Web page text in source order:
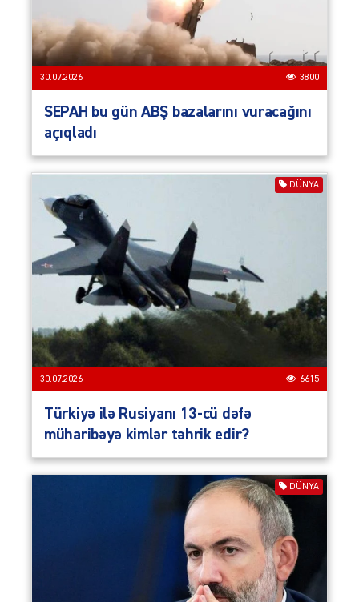
30.07.2026 3800
SEPAH bu gün ABŞ bazalarını vuracağını
açıqladı
DÜNYA
30.07.2026 6615
Türkiyə ilə Rusiyanı 13-cü dəfə
müharibəyə kimlər təhrik edir?
DÜNYA